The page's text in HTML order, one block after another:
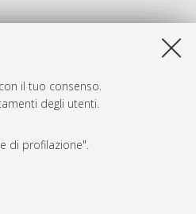
il tuo consenso.
degli utenti.
di profilazione".
Aug 6 20:35:51 2026 CEST.